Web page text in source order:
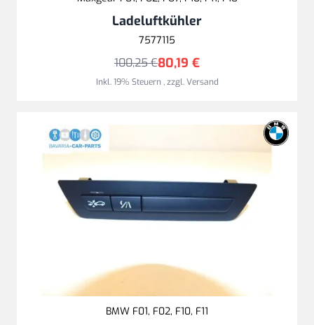
Ladeluftkühler
7577115
80,19 €
100,25 €
Inkl. 19% Steuern,zzgl.Versand
BMW F01, F02, F10, F11